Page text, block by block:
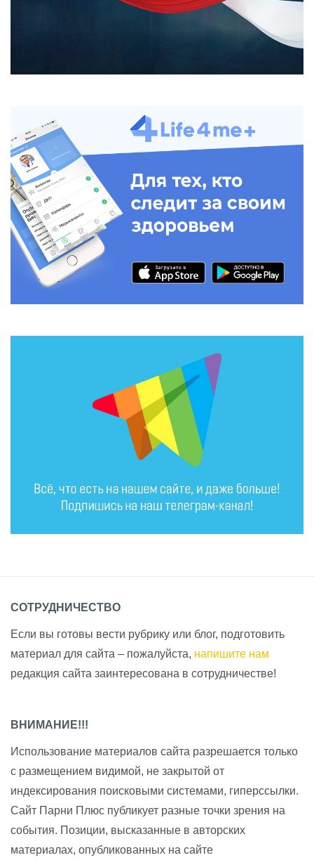
СОТРУДНИЧЕСТВО
Если вы готовы вести рубрику или блог, подготовить
материал для сайта – пожалуйста, напишите нам
редакция сайта заинтересована в сотрудничестве!
ВНИМАНИЕ!!!
Использование материалов сайта разрешается только
с размещением видимой, не закрытой от
индексирования поисковыми системами, гиперссылки.
Сайт Парни Плюс публикует разные точки зрения на
события. Позиции, высказанные в авторских
материалах, опубликованных на сайте